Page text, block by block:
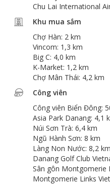
Chu Lai International
Khu mua sắm
Chợ Hàn: 2 km
Vincom: 1,3 km
Big C: 4,0 km
K-Market: 1,2 km
Chợ Mân Thái: 4,2 km
Công viên
Công viên Biển Đông:
Asia Park Danang: 4,1
Núi Sơn Trà: 6,4 km
Ngũ Hành Sơn: 8 km
Làng Non Nước: 8,2 km
Danang Golf Club
Sân gôn Montgomerie
Montgomerie Links